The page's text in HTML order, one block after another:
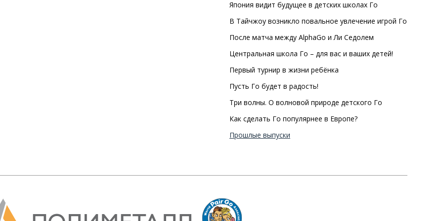
Япония видит будущее в детских школах Го
В Тайчжоу возникло повальное увлечение игрой Го
После матча между AlphaGo и Ли Седолем
Центральная школа Го – для вас и ваших детей!
Первый турнир в жизни ребёнка
Пусть Го будет в радость!
Три волны. О волновой природе детского Го
Как сделать Го популярнее в Европе?
Прошлые выпуски